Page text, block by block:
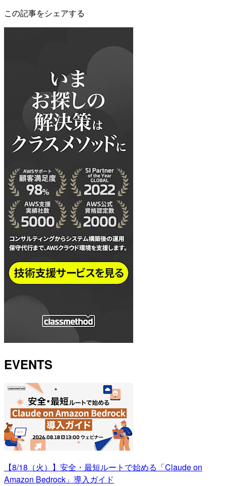
この記事をシェアする
EVENTS
【8/18（火）】安全・最短ルートで始める「Claude on
Amazon Bedrock」導入ガイド